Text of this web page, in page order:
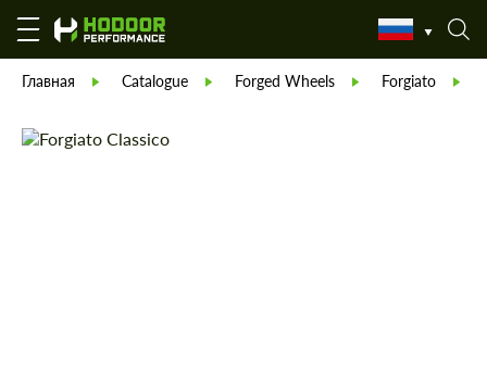
Главная Catalogue Forged Wheels Forgiato